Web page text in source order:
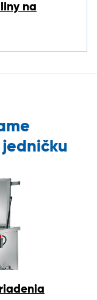
na